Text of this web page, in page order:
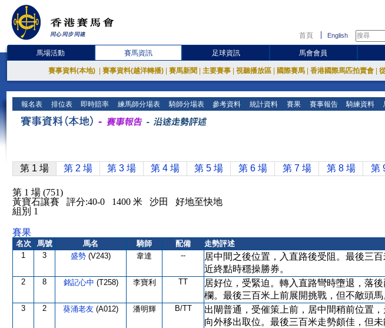
首頁 English
馬場活動 賽馬資訊 足球資訊 馬會會員
賽事資料(本地) 賽事資料(越洋轉播) 賽馬新聞 主要賽事 視聽播放區 國際賽馬 香港國際馬匹拍賣會
報名表 排位表 即時賠率 練馬師分場表 騎師分場表 參考資料 統計資料 賽果 賽事報告 騎練資料
第 1 場 第 2 場 第 3 場 第 4 場 第 5 場 第 6 場 第 7 場 第 8 場 第
第 1 場 (751)
黃寶石讓賽 評分:40-0 1400 米 沙田 好地至快地
組別 1
賽果
名次 馬號 馬名 騎師 配備
走勢評述
1
3 盛勢 (V243) 韋達 --
居中間之後位置，入直路後受阻。最後三
近終點時穩操勝券。
2 8 銘記心中 (T258) 李寶利 TT
居好位，受緊迫。轉入直路彎時墮退，落
欄。最後三百米上前展開挑戰，但不敵頭馬
3 2 葵涌老友 (A012) 潘明輝 B/TT
出閘普通，受催策上前，居中間稍前位置
向外移出取位。最後三百米走勢頗佳，但未